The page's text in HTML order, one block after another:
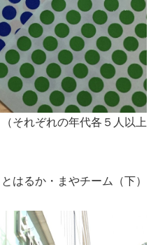
それぞれの年代各５人以上
はるか・まやチーム（下）